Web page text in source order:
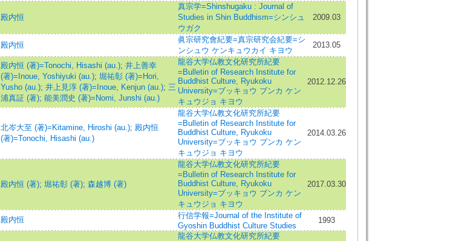
殿内恒
真宗学=Shinshugaku : Journal of
Studies in Shin Buddhism=シンシュ
ウガク
2009.03
殿内恒
眞宗研究會紀要=真宗研究会紀要=シ
ンシュウ ケンキュウカイ キヨウ
2013.05
殿内恒 (著)=Tonochi, Hisashi (au.); 井上善幸
(著)=Inoue, Yoshiyuki (au.); 堀祐彰 (著)=Hori,
Yusho (au.); 井上見淳 (著)=Inoue, Kenjun (au.); 三
浦真証 (著); 能美潤史 (著)=Nomi, Junshi (au.)
龍谷大学仏教文化研究所紀要
=Bulletin of Research Institute for
Buddhist Culture, Ryukoku
University=ブッキョウ ブンカ ケン
キュウジョ キヨウ
2012.12.26
北岑大至 (著)=Kitamine, Hiroshi (au.); 殿内恒
(著)=Tonochi, Hisashi (au.)
龍谷大学仏教文化研究所紀要
=Bulletin of Research Institute for
Buddhist Culture, Ryukoku
University=ブッキョウ ブンカ ケン
キュウジョ キヨウ
2014.03.26
殿内恒 (著); 堀祐彰 (著); 森越博 (著)
龍谷大学仏教文化研究所紀要
=Bulletin of Research Institute for
Buddhist Culture, Ryukoku
University=ブッキョウ ブンカ ケン
キュウジョ キヨウ
2017.03.30
殿内恒
行信学報=Journal of the Institute of
Gyoshin Buddhist Culture Studies
1993
龍谷大学仏教文化研究所紀要